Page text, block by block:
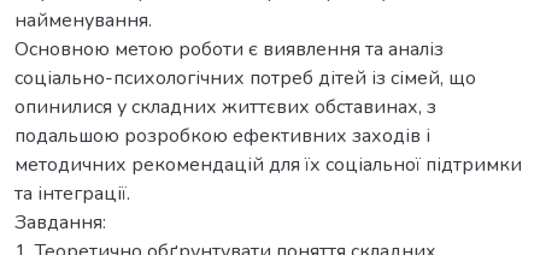
найменування.
Основною метою роботи є виявлення та аналіз
соціально-психологічних потреб дітей із сімей, що
опинилися у складних життєвих обставинах, з
подальшою розробкою ефективних заходів і
методичних рекомендацій для їх соціальної підтримки
та інтеграції.
Завдання: